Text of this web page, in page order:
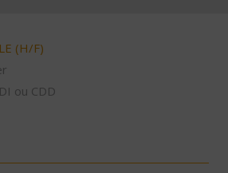
(H/F)
ou CDD